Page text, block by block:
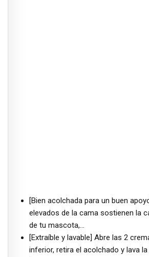
[Bien acolchada para un buen
elevados de la cama sostienen la
de tu mascota,…
[Extraíble y lavable] Abre las 2
inferior, retira el acolchado y lava